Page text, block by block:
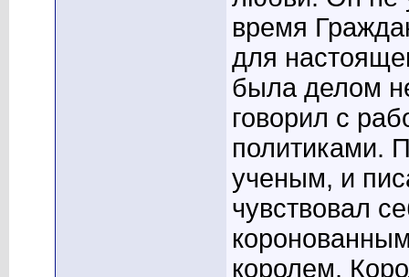
время
для
была делом
говорил с
политиками.
ученым, и
чувствовал
королем.